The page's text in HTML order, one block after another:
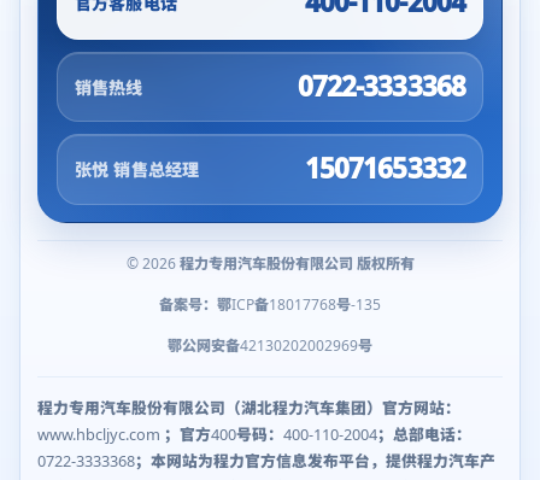
销售热线 0722-3333368
张悦 销售总经理 15071653332
© 2026 程力专用汽车股份有限公司 版权所有
备案号：鄂ICP备18017768号-135
鄂公网安备42130202002969号
程力专用汽车股份有限公司（湖北程力汽车集团）官方网站：
www.hbcljyc.com ；官方400号码：400-110-2004；总部电话：
0722-3333368；本网站为程力官方信息发布平台，提供程力汽车产